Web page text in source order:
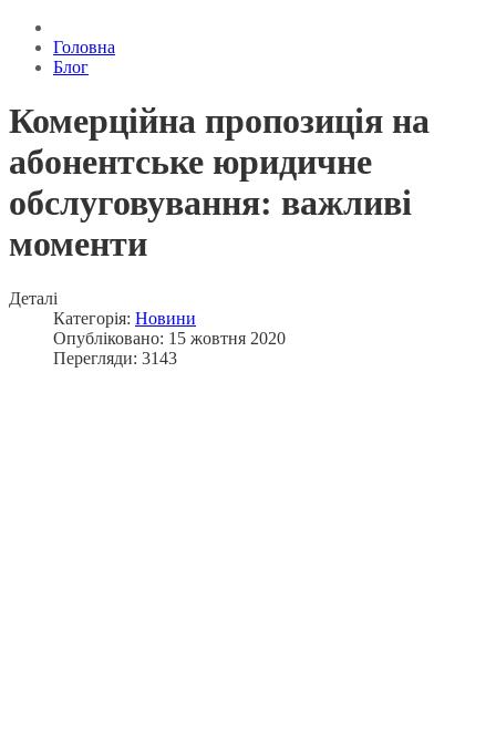
Головна
Блог
Комерційна пропозиція на
абонентське юридичне
обслуговування: важливі
моменти
Деталі
Категорія: Новини
Опубліковано: 15 жовтня 2020
Перегляди: 3143